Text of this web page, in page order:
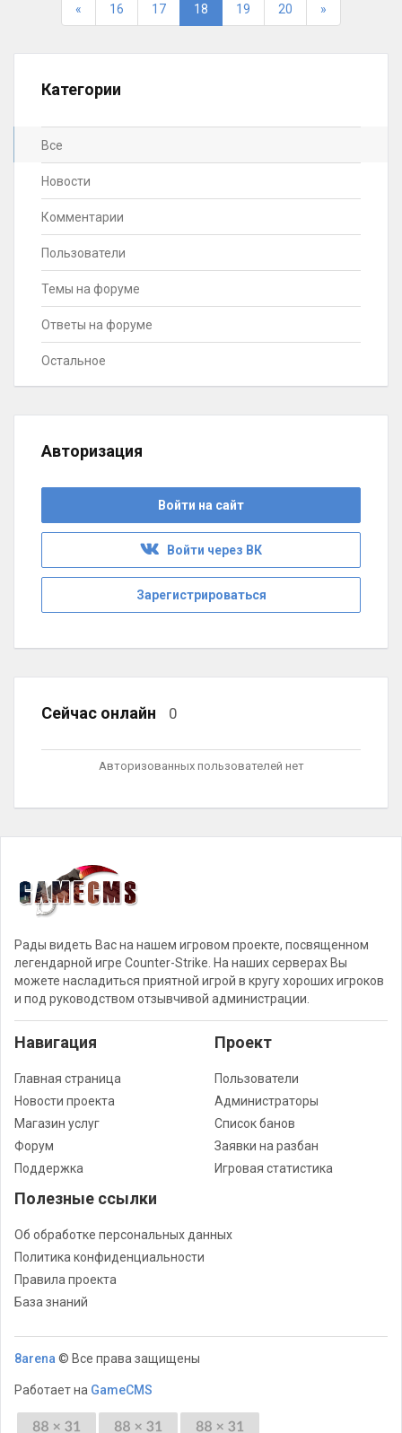
« Первая
16 17 18 19 20 »
Категории
Все
Новости
Комментарии
Пользователи
Темы на форуме
Ответы на форуме
Остальное
Авторизация
Войти на сайт
Войти через ВК
Зарегистрироваться
Сейчас онлайн 0
Авторизованных пользователей нет
Рады видеть Вас на нашем игровом проекте, посвященном
легендарной игре Counter-Strike. На наших серверах Вы
можете насладиться приятной игрой в кругу хороших игроков
и под руководством отзывчивой администрации.
Навигация
Главная страница
Новости проекта
Магазин услуг
Форум
Поддержка
Проект
Пользователи
Администраторы
Список банов
Заявки на разбан
Игровая статистика
Полезные ссылки
Об обработке персональных данных
Политика конфиденциальности
Правила проекта
База знаний
8arena © Все права защищены
Работает на GameCMS